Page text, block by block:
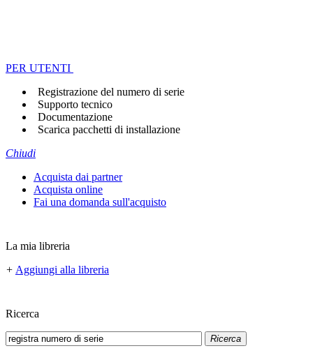
PER UTENTI
Registrazione del numero di serie
Supporto tecnico
Documentazione
Scarica pacchetti di installazione
Chiudi
Acquista dai partner
Acquista online
Fai una domanda sull'acquisto
La mia libreria
+ Aggiungi alla libreria
Ricerca
Ricerca